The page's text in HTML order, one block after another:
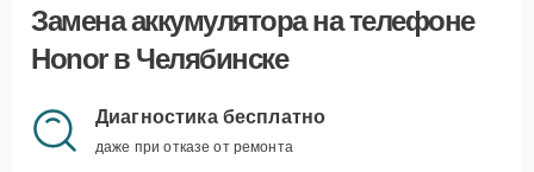
Замена аккумуляторана телефоне
Honor в Челябинске
Диагностика бесплатно
даже при отказе от ремонта